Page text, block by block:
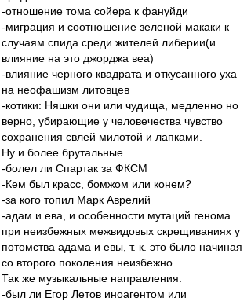
-отношение тома сойера к фануйди
-миграция и соотношение зеленой макаки к
случаям спида среди жителей либерии(и
влияние на это джорджа веа)
-влияние черного квадрата и откусанного уха
на неофашизм литовцев
-котики: Няшки они или чудища, медленно но
верно, убирающие у человечества чувство
сохранения свлей милотой и лапками.
Ну и более брутальные.
-болел ли Спартак за ФКСМ
-Кем был красс, бомжом или конем?
-за кого топил Марк Аврелий
-адам и ева, и особенности мутаций генома
при неизбежных межвидовых скрещиваниях у
потомства адама и евы, т. к. это было начиная
со второго поколения неизбежно.
Так же музыкальные направления.
-был ли Егор Летов иноагентом или